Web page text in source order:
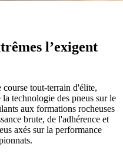
l’exigent
course tout-terrain d'élite,
technologie des pneus sur le
aux formations rocheuses
brute, de l'adhérence et
axés sur la performance